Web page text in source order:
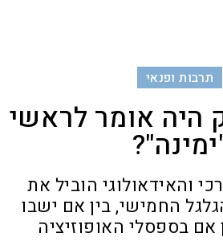
תרבות ופנאי
היה אומר לראשי
והאידאולוגי הוביל את
החמישי, בין אם ישבו
בספסלי האופוזיציה